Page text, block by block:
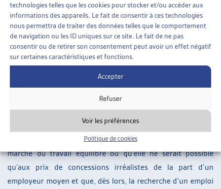
technologies telles que les cookies pour stocker et/ou accéder aux
informations des appareils. Le fait de consentir à ces technologies
nous permettra de traiter des données telles que le comportement
de navigation ou les ID uniques sur ce site. Le fait de ne pas
consentir ou de retirer son consentement peut avoir un effet négatif
sur certaines caractéristiques et fonctions.
Accepter
Refuser
Voir les préférences
Politique de cookies
concrètes du cas d’espèce, telles que de la nature, de la
gravité et des conséquences de l’atteinte à la santé, des
efforts prévisibles de reconversion et d’adaptation, ainsi
que, dans ce contexte, des aptitudes et compétences
existantes ou encore du parcours professionnel de la
l’inexigibilité de l’exploitation de la capacité de travail
résiduelle doit être présumée lorsque l’activité
raisonnablement exigible n’est possible que sous une forme
tellement restreinte qu’elle n’existe pratiquement pas sur le
marché du travail équilibré ou qu’elle ne serait possible
qu’aux prix de concessions irréalistes de la part d’un
employeur moyen et que, dès lors, la recherche d’un emploi